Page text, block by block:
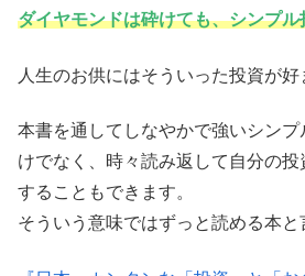
ダイヤモンドは砕けても、シンプ
人生のお供にはそういった投資が好
本書を通してしなやかで強いシン
けでなく、時々読み返して自分の
することもできます。
そういう意味ではずっと読める本と